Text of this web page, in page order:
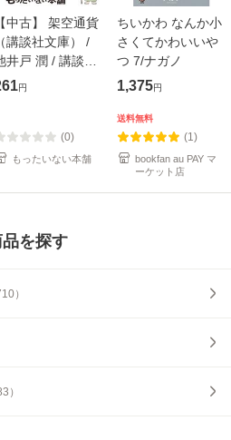
【中古】 架空通貨
（講談社文庫） /
井戸 潤 / 講談社
庫]【メール便送
円
(0)
もったいない本舗
ちいかわ なんか小
さくてかわいいや
つ 7/ナガノ
1,375円
送料無料
(1)
bookfan au PAY マ
ーケット店
を探す
）
）